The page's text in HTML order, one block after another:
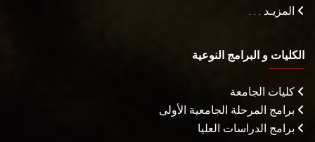
المزيـد . . .
الكليات و البرامج النوعية
كليات الجامعة
برامج المرحلة الجامعية الأولى
برامج الدراسات العليا